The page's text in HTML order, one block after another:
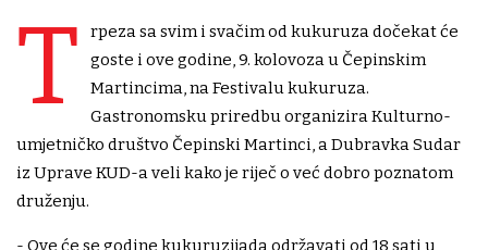
T
rpeza sa svim i svačim od kukuruza dočekat će
goste i ove godine, 9. kolovoza u Čepinskim
Martincima, na Festivalu kukuruza.
Gastronomsku priredbu organizira Kulturno-
umjetničko društvo Čepinski Martinci, a Dubravka Sudar
iz Uprave KUD-a veli kako je riječ o već dobro poznatom
druženju.
- Ove će se godine kukuruzijada održavati od 18 sati u